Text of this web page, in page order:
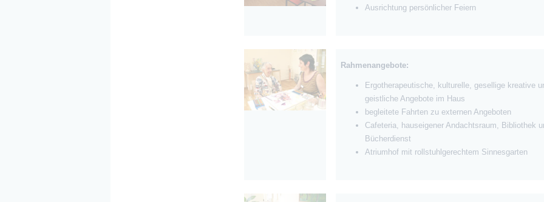
Ausrichtung persönlicher Feiern
Rahmenangebote:
Ergotherapeutische, kulturelle, gesellige kreative
geistliche Angebote im Haus
begleitete Fahrten zu externen Angeboten
Cafeteria, hauseigener Andachtsraum, Bibliothek
Bücherdienst
Atriumhof mit rollstuhlgerechtem Sinnesgarten